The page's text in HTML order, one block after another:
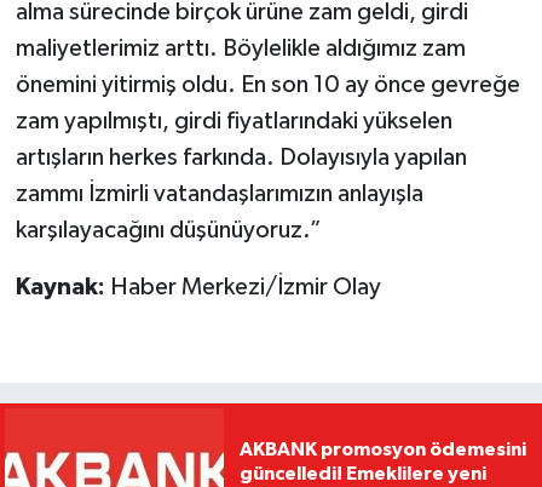
alma sürecinde birçok ürüne zam geldi, girdi
maliyetlerimiz arttı. Böylelikle aldığımız zam
önemini yitirmiş oldu. En son 10 ay önce gevreğe
zam yapılmıştı, girdi fiyatlarındaki yükselen
artışların herkes farkında. Dolayısıyla yapılan
zammı İzmirli vatandaşlarımızın anlayışla
karşılayacağını düşünüyoruz.”
Kaynak: Haber Merkezi/İzmir Olay
AKBANK promosyon ödemesini
güncelledi! Emeklilere yeni